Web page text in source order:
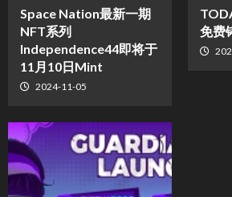
Space Nation最新一期
NFT系列
Independence44即将于
11月10日Mint
2024-11-05
免费